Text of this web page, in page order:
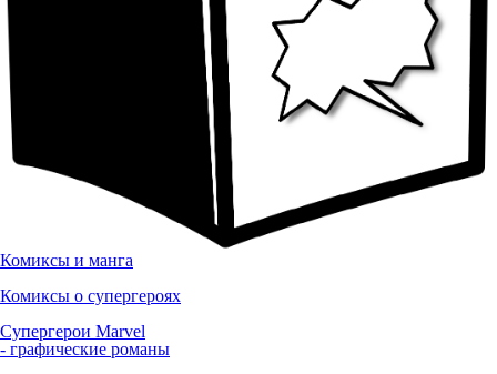
Комиксы и манга
Комиксы о супергероях
Супергерои Marvel
- графические романы